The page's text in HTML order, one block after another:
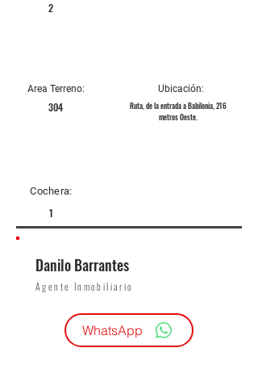
2
Area Terreno:
304
Ubicación:
Ruta, de la entrada a Babilonia, 216
metros Oeste.
Cochera:
1
Danilo Barrantes
Agente Inmobiliario
WhatsApp